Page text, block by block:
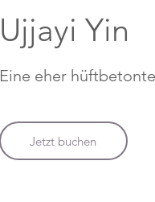
Ujjayi Yin
Eine eher
Jetzt buchen